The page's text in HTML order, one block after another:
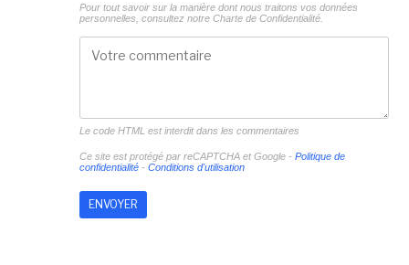
Pour tout savoir sur la manière dont nous traitons vos données
personnelles, consultez notre Charte de Confidentialité.
Le code HTML est interdit dans les commentaires
Ce site est protégé par reCAPTCHA et Google - Politique de
confidentialité- Conditions d'utilisation